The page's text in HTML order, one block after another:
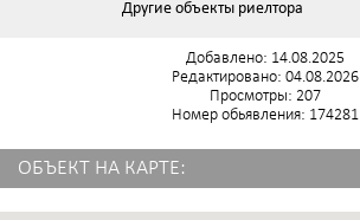
Другие объекты риелтора
Добавлено: 14.08.2025
Редактировано: 04.08.2026
Просмотры: 207
Номер обьявления: 174281
ОБЪЕКТ НА КАРТЕ: